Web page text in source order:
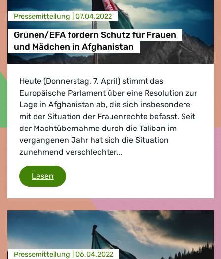
Presse­mitteilung | 07.04.2022
Grünen/EFA fordern Schutz für Frauen
und Mädchen in Afghanistan
Heute (Donnerstag, 7. April) stimmt das
Europäische Parlament über eine Resolution zur
Lage in Afghanistan ab, die sich insbesondere
mit der Situation der Frauenrechte befasst. Seit
der Machtübernahme durch die Taliban im
vergangenen Jahr hat sich die Situation
zunehmend verschlechter...
Lesen Grünen/EFA fordern Schutz für Frauen und
Presse­mitteilung | 06.04.2022